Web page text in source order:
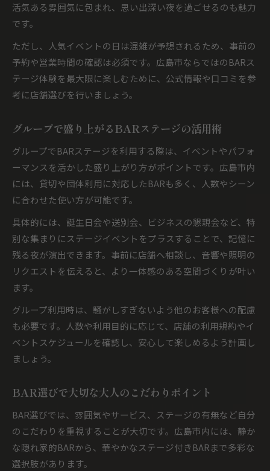
活気ある雰囲気に包まれ、思い出深い夜を過ごせるのも魅力
です。
ただし、人気イベントの日は混雑が予想されるため、事前の
予約や営業時間の確認は必須です。広島市ならではのBARス
テージ体験を最大限に楽しむために、公式情報や口コミを参
考に店舗選びを行いましょう。
グループで盛り上がるBARステージの活用術
グループでBARステージを利用する際は、イベントやパフォ
ーマンスを活かした盛り上がり方がポイントです。広島市内
には、貸切や団体利用に対応したBARも多く、人数やシーン
に合わせた使い方が可能です。
具体的には、誕生日会や送別会、ビジネスの懇親会など、特
別な集まりにステージイベントをプラスすることで、記憶に
残る夜が演出できます。事前に店舗へ相談し、音響や照明の
リクエストを伝えると、より一体感のある空間づくりが叶い
ます。
グループ利用時は、騒がしすぎないよう他のお客様への配慮
も必要です。人数や利用目的に応じて、店舗の利用規約やイ
ベントスケジュールを確認し、安心して楽しめるよう計画し
ましょう。
BAR選びで大切な大人のこだわりポイント
BAR選びでは、雰囲気やサービス、ステージの有無など自分
のこだわりを重視することが大切です。広島市内には、静か
な隠れ家的BARから、華やかなステージ付きBARまで多彩な
選択肢があります。